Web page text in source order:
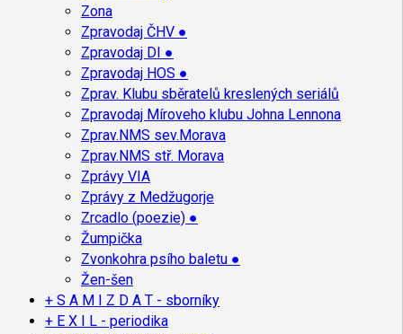
Zona
Zpravodaj ČHV ●
Zpravodaj DI ●
Zpravodaj HOS ●
Zprav. Klubu sběratelů kreslených seriálů
Zpravodaj Míroveho klubu Johna Lennona
Zprav.NMS sev.Morava
Zprav.NMS stř. Morava
Zprávy VIA
Zprávy z Medžugorje
Zrcadlo (poezie) ●
Žumpička
Zvonkohra psího baletu ●
Žen-šen
+ S A M I Z D A T - sborníky
+ E X I L - periodika